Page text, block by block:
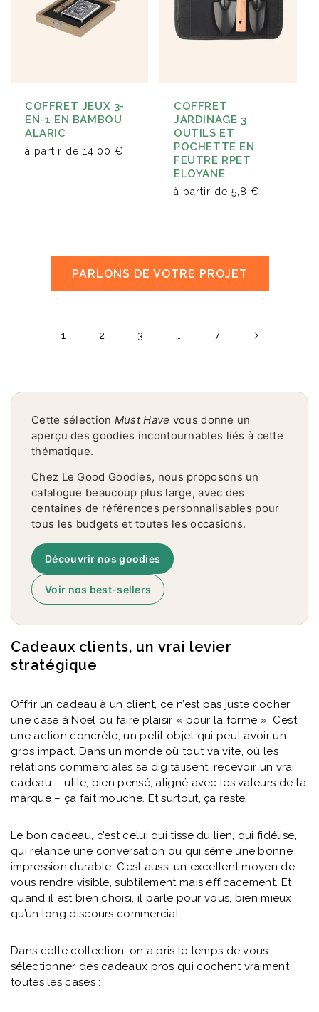
COFFRET JEUX 3-
EN-1 EN BAMBOU
ALARIC
à partir de 14,00 €
COFFRET
JARDINAGE 3
OUTILS ET
POCHETTE EN
FEUTRE RPET
ELOYANE
à partir de 5,8 €
PARLONS DE VOTRE PROJET
1 2 3 … 7
Cette sélection Must Have vous donne un
aperçu des goodies incontournables liés à cette
thématique.
Chez Le Good Goodies, nous proposons un
catalogue beaucoup plus large, avec des
centaines de références personnalisables pour
tous les budgets et toutes les occasions.
Découvrir nos goodies
Voir nos best-sellers
Cadeaux clients, un vrai levier
stratégique
Offrir un cadeau à un client, ce n’est pas juste cocher
une case à Noël ou faire plaisir « pour la forme ». C’est
une action concrète, un petit objet qui peut avoir un
gros impact. Dans un monde où tout va vite, où les
relations commerciales se digitalisent, recevoir un vrai
cadeau – utile, bien pensé, aligné avec les valeurs de ta
marque – ça fait mouche. Et surtout, ça reste.
Le bon cadeau, c’est celui qui tisse du lien, qui fidélise,
qui relance une conversation ou qui sème une bonne
impression durable. C’est aussi un excellent moyen de
vous rendre visible, subtilement mais efficacement. Et
quand il est bien choisi, il parle pour vous, bien mieux
qu’un long discours commercial.
Dans cette collection, on a pris le temps de vous
sélectionner des cadeaux pros qui cochent vraiment
toutes les cases :